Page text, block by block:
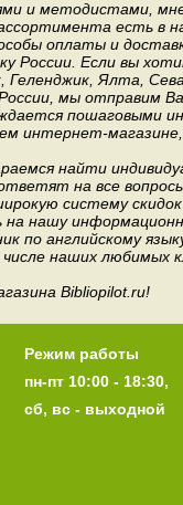
и методистами,
есть в
оплаты и
России. Если вы
Геленджик, Ялта,
мы отправим
пошаговыми
интернет-
найти
на все
систему
нашу
по английскому
наших любимых
Bibliopilot.ru!
Режим работы
пн-пт 10:00 - 18:30,
сб, вс - выходной